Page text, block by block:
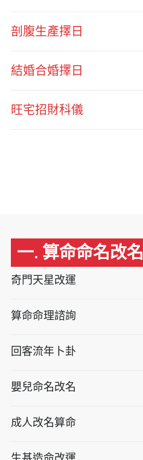
剖腹生產擇日
結婚合婚擇日
旺宅招財科儀
一. 算命命名改名
奇門天星改運
算命命理諮詢
回客流年卜卦
嬰兒命名改名
成人改名算命